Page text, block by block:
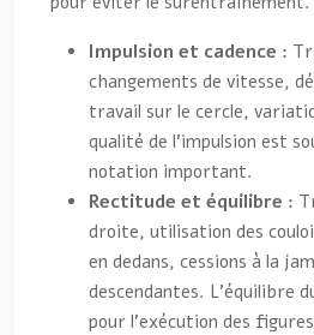
Impulsion et cadence :
changements de vitesse,
travail sur le cercle,
qualité de l’impulsion est
notation important.
Rectitude et équilibre :
droite, utilisation des
en dedans, cessions à la
descendantes. L’équilibre
pour l’exécution des